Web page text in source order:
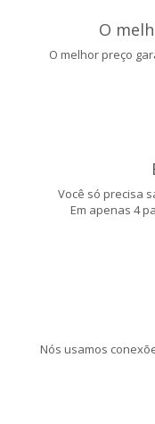
O
O melhor preço
Você só precisa
Em apenas 4
Nós usamos